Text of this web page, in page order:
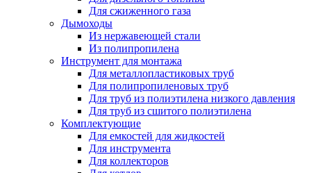
Для сжиженного газа
Дымоходы
Из нержавеющей стали
Из полипропилена
Инструмент для монтажа
Для металлопластиковых труб
Для полипропиленовых труб
Для труб из полиэтилена низкого давления
Для труб из сшитого полиэтилена
Комплектующие
Для емкостей для жидкостей
Для инструмента
Для коллекторов